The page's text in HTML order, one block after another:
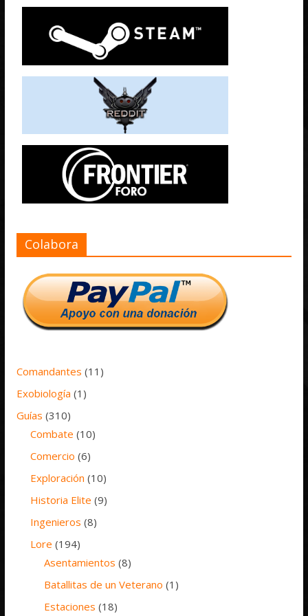
Colabora
Comandantes (11)
Exobiología (1)
Guías (310)
Combate (10)
Comercio (6)
Exploración (10)
Historia Elite (9)
Ingenieros (8)
Lore (194)
Asentamientos (8)
Batallitas de un Veterano (1)
Estaciones (18)